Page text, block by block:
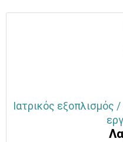
Ιατρικός εξοπλισμός